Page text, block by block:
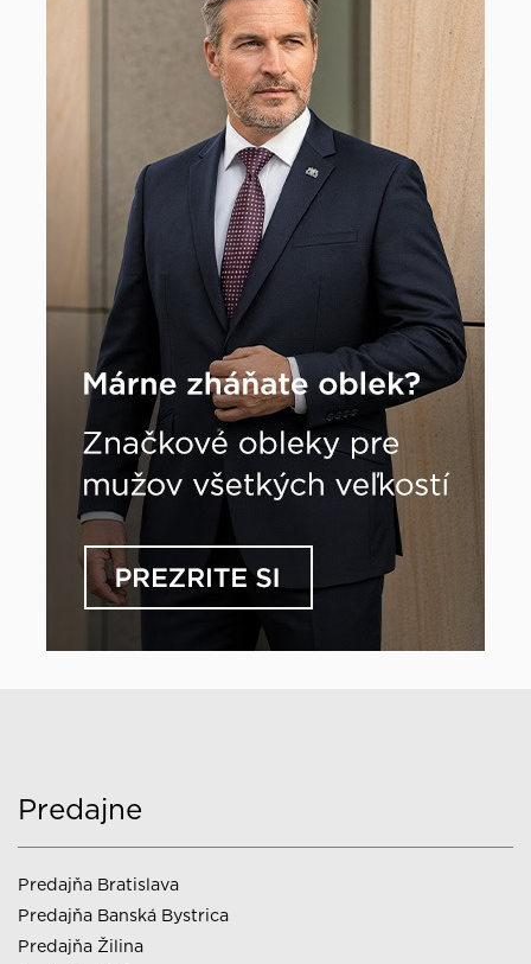
Predajne
Predajňa Bratislava
Predajňa Banská Bystrica
Predajňa Žilina